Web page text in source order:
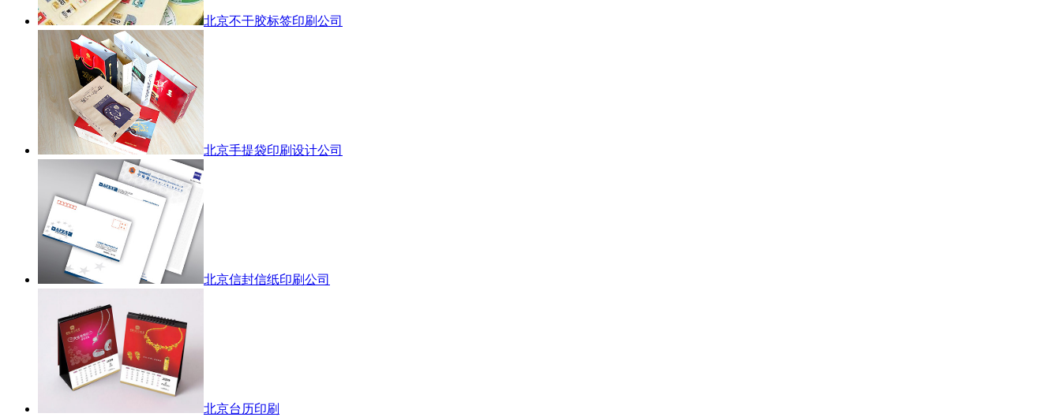
北京不干胶标签印刷公司
北京手提袋印刷设计公司
北京信封信纸印刷公司
北京台历印刷